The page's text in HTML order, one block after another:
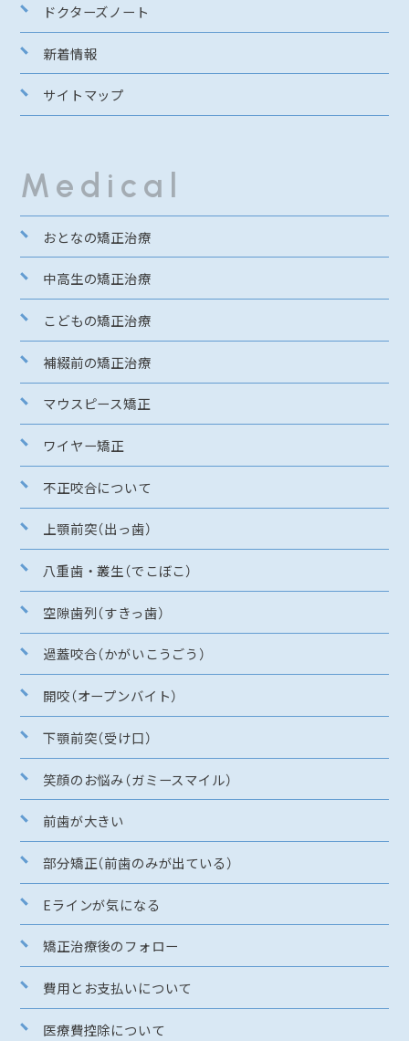
ドクターズノート
新着情報
サイトマップ
Medical
おとなの矯正治療
中高生の矯正治療
こどもの矯正治療
補綴前の矯正治療
マウスピース矯正
ワイヤー矯正
不正咬合について
上顎前突（出っ歯）
八重歯・叢生（でこぼこ）
空隙歯列（すきっ歯）
過蓋咬合（かがいこうごう）
開咬（オープンバイト）
下顎前突（受け口）
笑顔のお悩み（ガミースマイル）
前歯が大きい
部分矯正（前歯のみが出ている）
Eラインが気になる
矯正治療後のフォロー
費用とお支払いについて
医療費控除について